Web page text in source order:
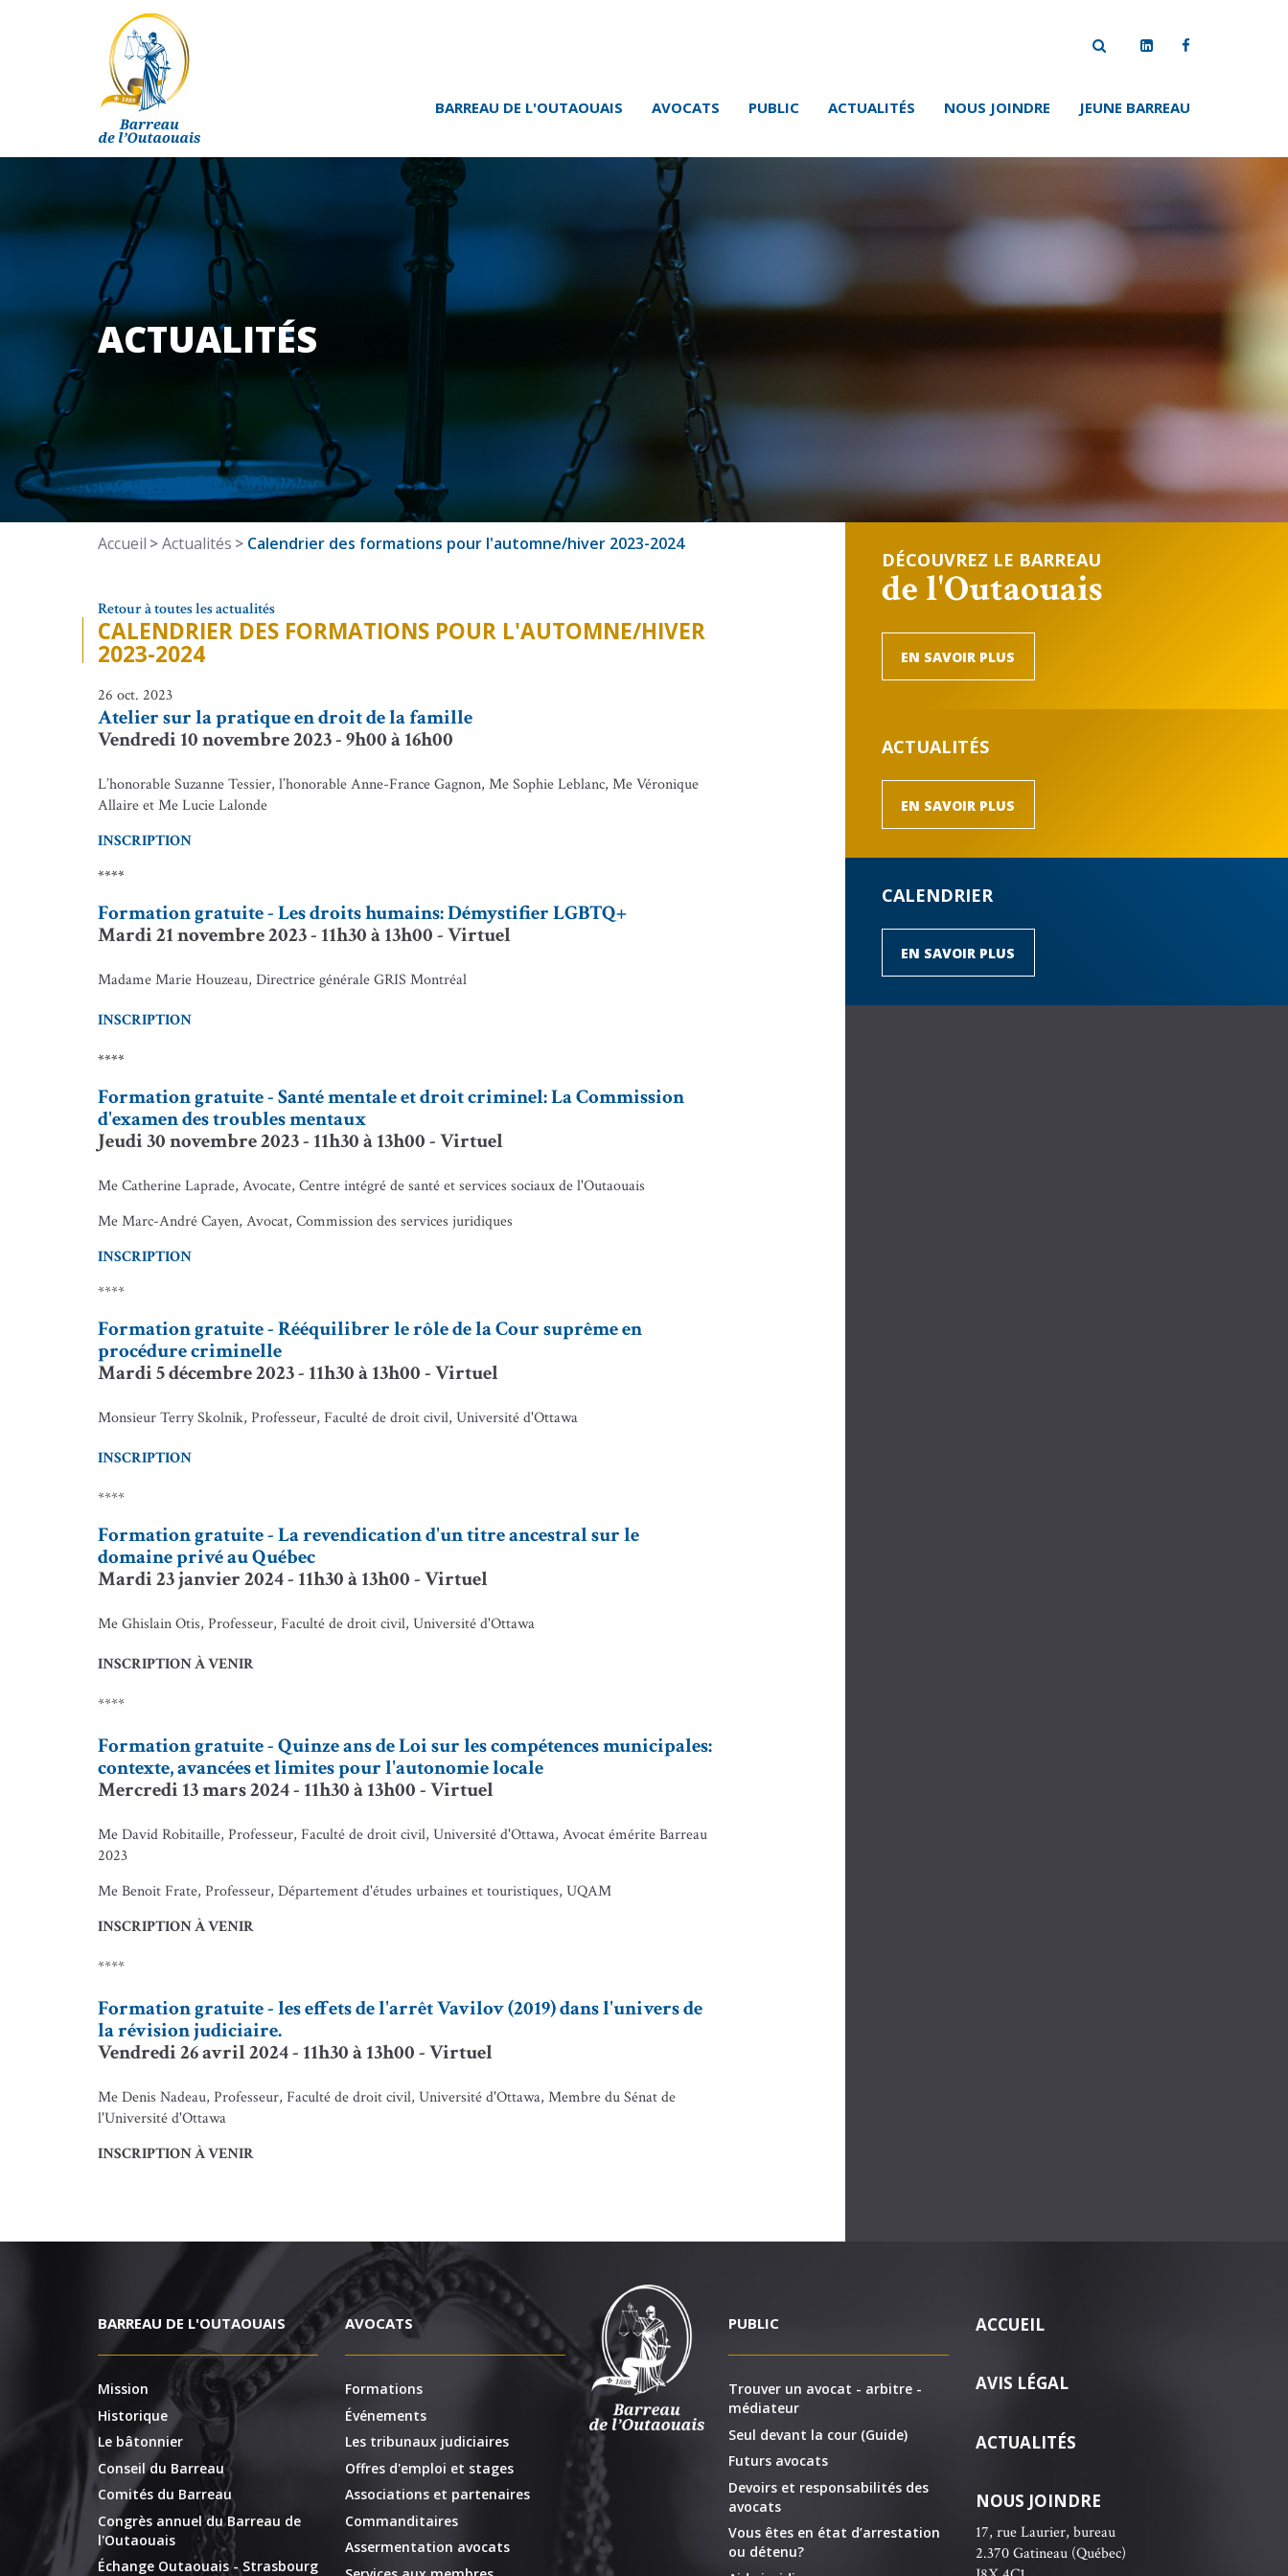
BARREAU DE L'OUTAOUAIS AVOCATS PUBLIC ACTUALITÉS NOUS JOINDRE JEUNE BARREAU
ACTUALITÉS
Accueil Actualités Calendrier des formations pour l'automne/hiver 2023-2024
Retour à toutes les actualités
CALENDRIER DES FORMATIONS POUR L'AUTOMNE/HIVER
2023-2024
26 oct. 2023
Atelier sur la pratique en droit de la famille
Vendredi 10 novembre 2023 - 9h00 à 16h00
L’honorable Suzanne Tessier, l’honorable Anne-France Gagnon, Me Sophie Leblanc, Me Véronique
Allaire et Me Lucie Lalonde
INSCRIPTION
****
Formation gratuite - Les droits humains: Démystifier LGBTQ+
Mardi 21 novembre 2023 - 11h30 à 13h00 - Virtuel
Madame Marie Houzeau, Directrice générale GRIS Montréal
INSCRIPTION
****
Formation gratuite - Santé mentale et droit criminel: La Commission
d'examen des troubles mentaux
Jeudi 30 novembre 2023 - 11h30 à 13h00 - Virtuel
Me Catherine Laprade, Avocate, Centre intégré de santé et services sociaux de l'Outaouais
Me Marc-André Cayen, Avocat, Commission des services juridiques
INSCRIPTION
****
Formation gratuite - Rééquilibrer le rôle de la Cour suprême en
procédure criminelle
Mardi 5 décembre 2023 - 11h30 à 13h00 - Virtuel
Monsieur Terry Skolnik, Professeur, Faculté de droit civil, Université d'Ottawa
INSCRIPTION
****
Formation gratuite - La revendication d'un titre ancestral sur le
domaine privé au Québec
Mardi 23 janvier 2024 - 11h30 à 13h00 - Virtuel
Me Ghislain Otis, Professeur, Faculté de droit civil, Université d'Ottawa
INSCRIPTION À VENIR
****
Formation gratuite - Quinze ans de Loi sur les compétences municipales:
contexte, avancées et limites pour l'autonomie locale
Mercredi 13 mars 2024 - 11h30 à 13h00 - Virtuel
Me David Robitaille, Professeur, Faculté de droit civil, Université d'Ottawa, Avocat émérite Barreau
2023
Me Benoit Frate, Professeur, Département d'études urbaines et touristiques, UQAM
INSCRIPTION À VENIR
****
Formation gratuite - les effets de l'arrêt Vavilov (2019) dans l'univers de
la révision judiciaire.
Vendredi 26 avril 2024 - 11h30 à 13h00 - Virtuel
Me Denis Nadeau, Professeur, Faculté de droit civil, Université d'Ottawa, Membre du Sénat de
l'Université d'Ottawa
INSCRIPTION À VENIR
DÉCOUVREZ LE BARREAU
de l'Outaouais
EN SAVOIR PLUS
ACTUALITÉS
EN SAVOIR PLUS
CALENDRIER
EN SAVOIR PLUS
BARREAU DE L'OUTAOUAIS
Mission
Historique
Le bâtonnier
Conseil du Barreau
Comités du Barreau
Congrès annuel du Barreau de
l'Outaouais
Échange Outaouais - Strasbourg
AVOCATS
Formations
Événements
Les tribunaux judiciaires
Offres d'emploi et stages
Associations et partenaires
Commanditaires
Assermentation avocats
PUBLIC
Trouver un avocat - arbitre -
médiateur
Seul devant la cour (Guide)
Futurs avocats
Devoirs et responsabilités des
avocats
Vous êtes en état d’arrestation
ou détenu?
ACCUEIL
AVIS LÉGAL
ACTUALITÉS
NOUS JOINDRE
17, rue Laurier, bureau
2.370 Gatineau (Québec)